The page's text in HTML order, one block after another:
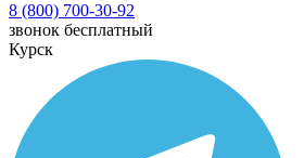
8 (800) 700-30-92
звонок бесплатный
Курск